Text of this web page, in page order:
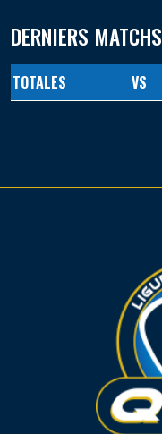
DERNIERS MATCHS
TOTALES VS